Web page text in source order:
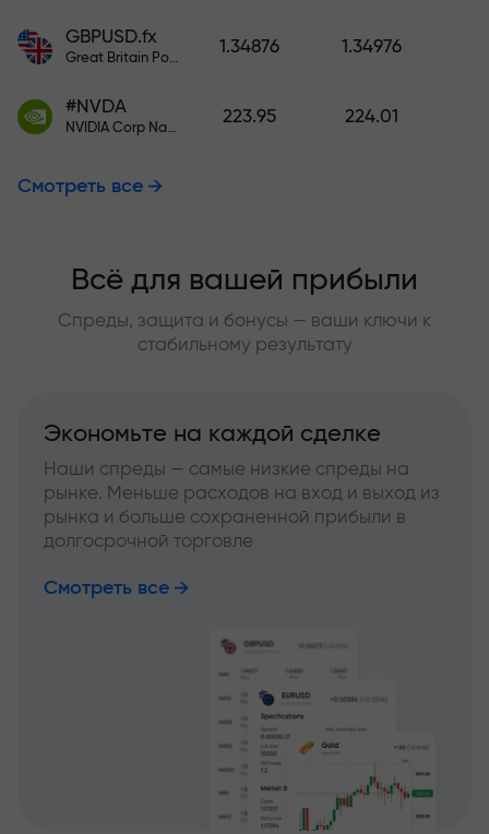
GBPUSD.fx
Great Britain Pound vs US Dollar
1.34876 1.34976
#NVDA
NVIDIA Corp Nasdaq Stock Exchange (Nasdaq) USD
223.95 224.01
Смотреть все
Всё для вашей прибыли
Спреды, защита и бонусы — ваши ключи к
стабильному результату
Экономьте на каждой сделке
Наши спреды — самые низкие спреды на
рынке. Меньше расходов на вход и выход из
рынка и больше сохраненной прибыли в
долгосрочной торговле
Смотреть все